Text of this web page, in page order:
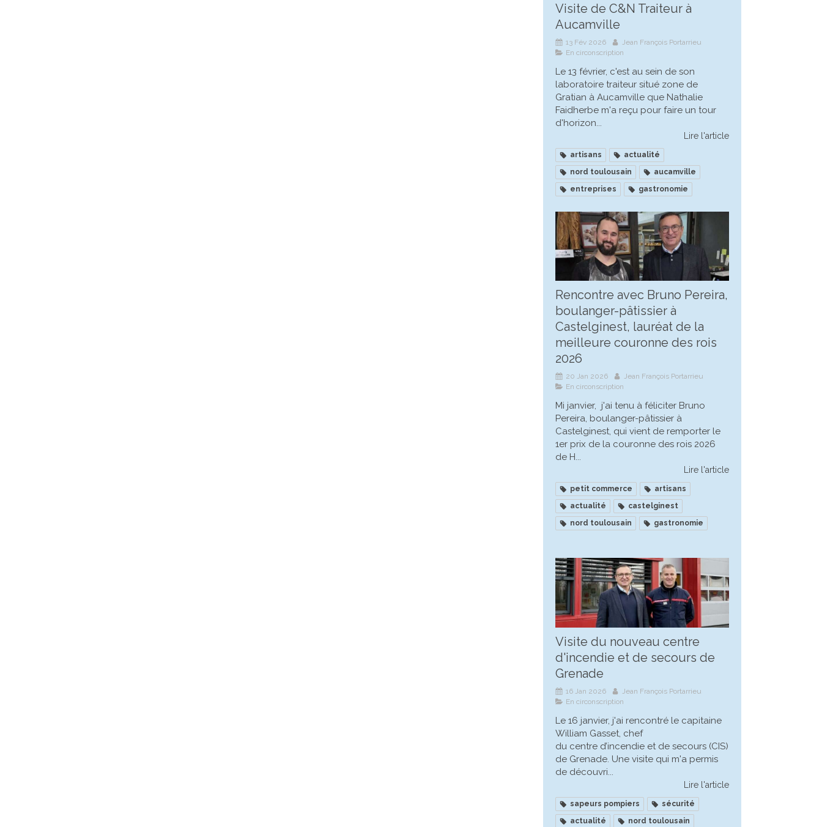
Visite de C&N Traiteur à
Aucamville
13 Fév 2026
Jean François Portarrieu
En circonscription
Le 13 février, c'est au sein de son
laboratoire traiteur situé zone de
Gratian à Aucamville que Nathalie
Faidherbe m'a reçu pour faire un tour
d'horizon...
Lire l'article
artisans
actualité
nord toulousain
aucamville
entreprises
gastronomie
Rencontre avec Bruno Pereira,
boulanger-pâtissier à
Castelginest, lauréat de la
meilleure couronne des rois
2026
20 Jan 2026
Jean François Portarrieu
En circonscription
Mi janvier, j'ai tenu à féliciter Bruno
Pereira, boulanger-pâtissier à
Castelginest, qui vient de remporter le
1er prix de la couronne des rois 2026
de H...
Lire l'article
petit commerce
artisans
actualité
castelginest
nord toulousain
gastronomie
Visite du nouveau centre
d'incendie et de secours de
Grenade
16 Jan 2026
Jean François Portarrieu
En circonscription
Le 16 janvier, j'ai rencontré le capitaine
William Gasset, chef
du centre d’incendie et de secours (CIS)
de Grenade. Une visite qui m'a permis
de découvri...
Lire l'article
sapeurs pompiers
sécurité
actualité
nord toulousain